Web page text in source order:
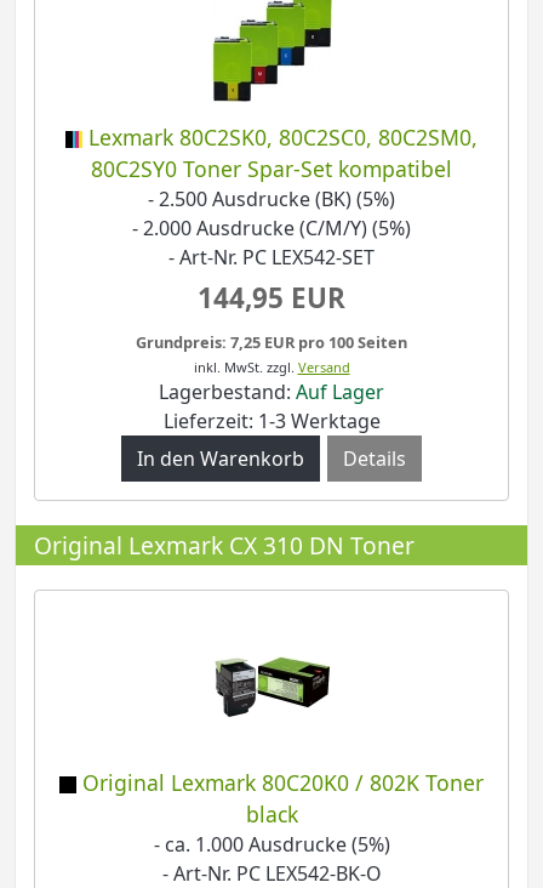
Lexmark 80C2SK0, 80C2SC0, 80C2SM0,
80C2SY0 Toner Spar-Set kompatibel
- 2.500 Ausdrucke (BK) (5%)
- 2.000 Ausdrucke (C/M/Y) (5%)
- Art-Nr. PC LEX542-SET
144,95 EUR
Grundpreis: 7,25 EUR pro 100 Seiten
inkl. MwSt. zzgl. Versand
Lagerbestand: Auf Lager
Lieferzeit: 1-3 Werktage
Details
Original Lexmark CX 310 DN Toner
Original Lexmark 80C20K0 / 802K Toner
black
- ca. 1.000 Ausdrucke (5%)
- Art-Nr. PC LEX542-BK-O